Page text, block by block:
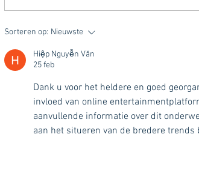
Sorteren op: Nieuwste
Hiệp Nguyễn Văn
25 feb
Dank u voor het heldere en goed
invloed van online
aanvullende informatie over dit
aan het situeren van de bredere